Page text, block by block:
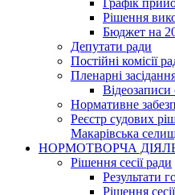
Графік
Рішення
Бюджет на
Депутати ради
Постійні комісії
Пленарні
Відеозаписи
Нормативне
Реєстр судових
Макарівська
НОРМОТВОРЧА
Рішення сесії ради
Результати
Рішення